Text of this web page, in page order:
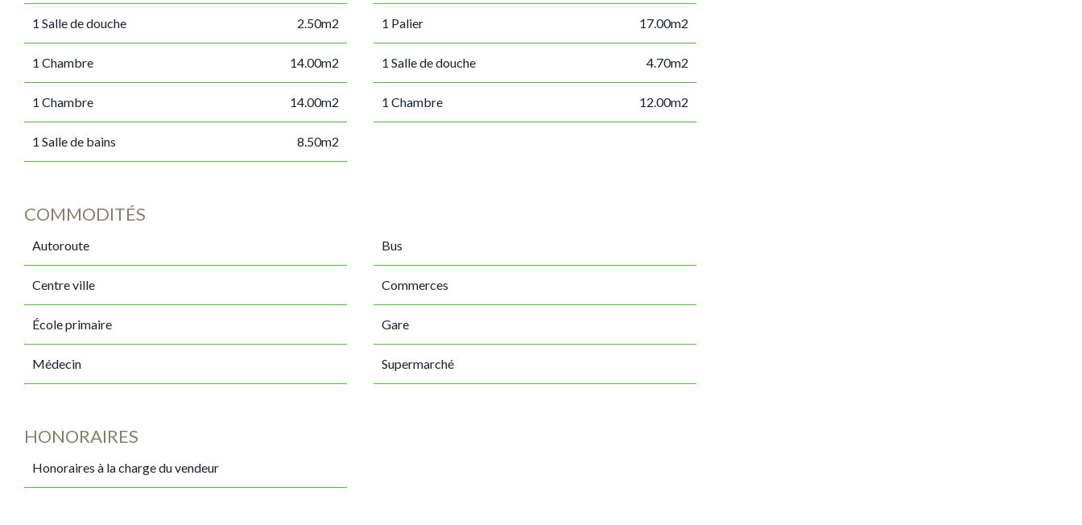
1 Salle de douche 2.50m2 1 Palier 17.00m2
1 Chambre 14.00m2 1 Salle de douche 4.70m2
1 Chambre 14.00m2 1 Chambre 12.00m2
1 Salle de bains 8.50m2
COMMODITÉS
Autoroute Bus
Centre ville Commerces
École primaire Gare
Médecin Supermarché
HONORAIRES
Honoraires à la charge du vendeur